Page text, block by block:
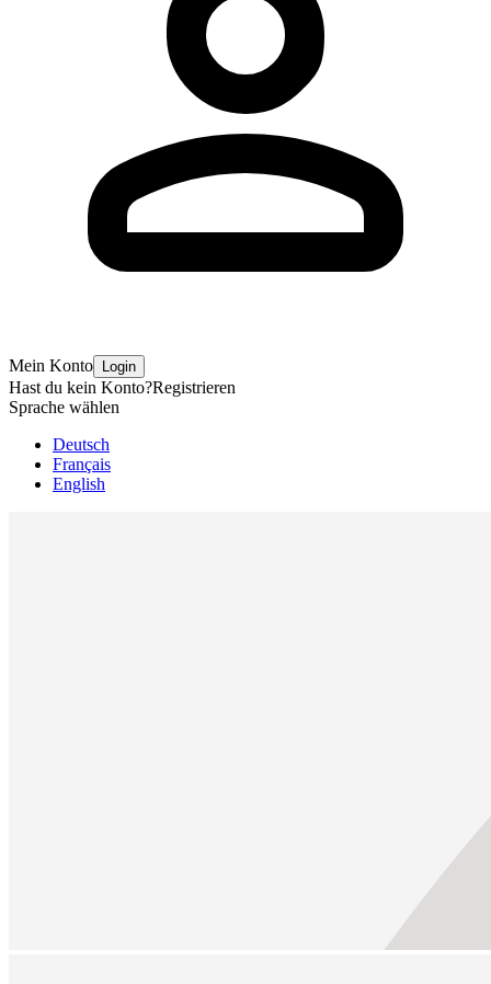
Mein Konto Login
Hast du kein Konto?Registrieren
Sprache wählen
Deutsch
Français
English